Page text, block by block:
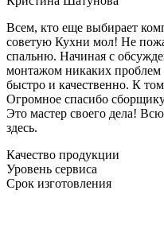
Всем, кто еще выбирает
советую Кухни мол! Не
спальню. Начиная с
монтажом никаких проблем
быстро и качественно. К
Огромное спасибо
Это мастер своего дела!
здесь.
Качество продукции
Уровень сервиса
Срок изготовления